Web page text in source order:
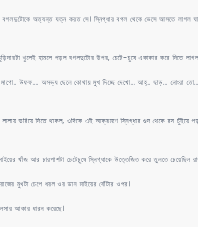
বগলদুটোকে অত্যন্ত যত্ন করত সে। স্নিগ্ধার বগল থেকে ভেসে আসতে লাগল
খুলেই হামলে পড়ল বগলদুটোর উপর, চেটে-চুষে একাকার করে দিতে
মাগো.. উফফ…. অসভ্য ছেলে কোথায় মুখ দিচ্ছে দেখো… আহ্.. ছাড়… নোংরা
ভরিয়ে দিতে থাকল, ওদিকে এই আক্রমণে স্নিগ্ধার গুদ থেকে রস চুঁইয়ে
খাঁজ আর চারপাশটা চেটেচুষে স্নিগ্ধাকে উত্তেজিত করে তুলতে চেয়েছিল
মুখটা চেপে ধরল ওর ডান মাইয়ের বোঁটার ওপর।
আকার ধারন করেছে।